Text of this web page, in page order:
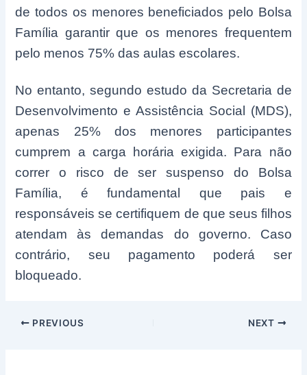
de todos os menores beneficiados pelo Bolsa
Família garantir que os menores frequentem
pelo menos 75% das aulas escolares.
No entanto, segundo estudo da Secretaria de
Desenvolvimento e Assistência Social (MDS),
apenas 25% dos menores participantes
cumprem a carga horária exigida. Para não
correr o risco de ser suspenso do Bolsa
Família, é fundamental que pais e
responsáveis se certifiquem de que seus filhos
atendam às demandas do governo. Caso
contrário, seu pagamento poderá ser
bloqueado.
Post
PREVIOUS NEXT